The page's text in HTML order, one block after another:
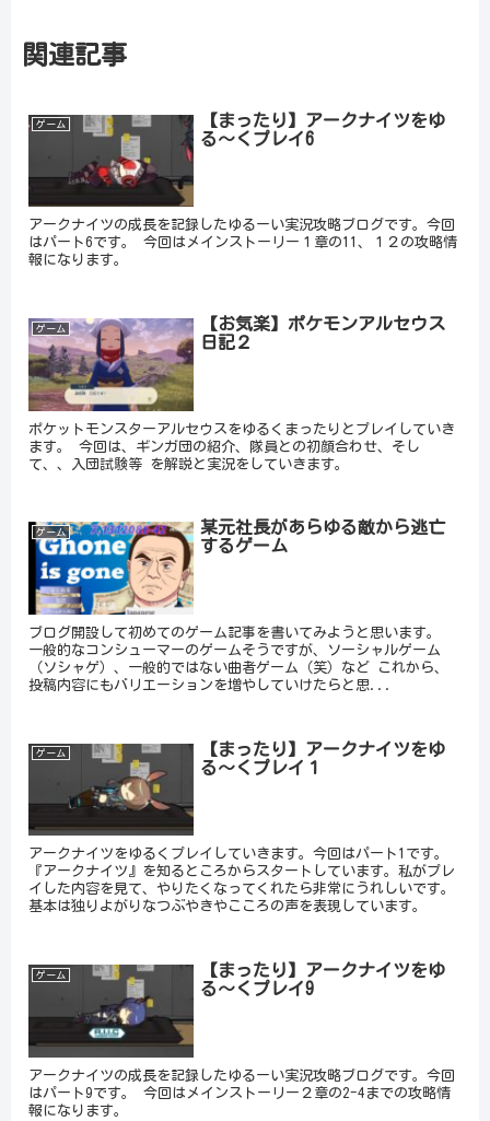
関連記事
ゲーム
【まったり】アークナイツをゆ
る～くプレイ6
アークナイツの成長を記録したゆるーい実況攻略ブログです。今回
はパート6です。 今回はメインストーリー１章の11、１２の攻略情
報になります。
ゲーム
【お気楽】ポケモンアルセウス
日記２
ポケットモンスターアルセウスをゆるくまったりとプレイしていき
ます。 今回は、ギンガ団の紹介、隊員との初顔合わせ、そし
て、、入団試験等 を解説と実況をしていきます。
ゲーム
某元社長があらゆる敵から逃亡
するゲーム
ブログ開設して初めてのゲーム記事を書いてみようと思います。
一般的なコンシューマーのゲームそうですが、ソーシャルゲーム
（ソシャゲ）、一般的ではない曲者ゲーム（笑）など これから、
投稿内容にもバリエーションを増やしていけたらと思...
ゲーム
【まったり】アークナイツをゆ
る～くプレイ１
アークナイツをゆるくプレイしていきます。今回はパート1です。
『アークナイツ』を知るところからスタートしています。私がプレ
イした内容を見て、やりたくなってくれたら非常にうれしいです。
基本は独りよがりなつぶやきやこころの声を表現しています。
ゲーム
【まったり】アークナイツをゆ
る～くプレイ9
アークナイツの成長を記録したゆるーい実況攻略ブログです。今回
はパート9です。 今回はメインストーリー２章の2-4までの攻略情
報になります。